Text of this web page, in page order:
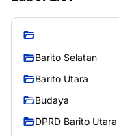
Barito Selatan
Barito Utara
Budaya
DPRD Barito Utara